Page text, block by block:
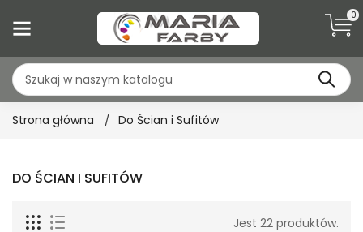
0
Strona główna Do Ścian i Sufitów
DO ŚCIAN I SUFITÓW
Jest 22 produktów.